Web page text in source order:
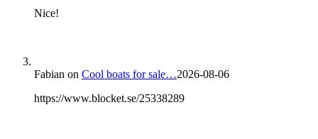
Nice!
Fabian on Cool boats for sale…2026-08-06
https://www.blocket.se/25338289